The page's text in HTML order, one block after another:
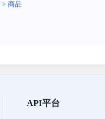
> 商品
API平台